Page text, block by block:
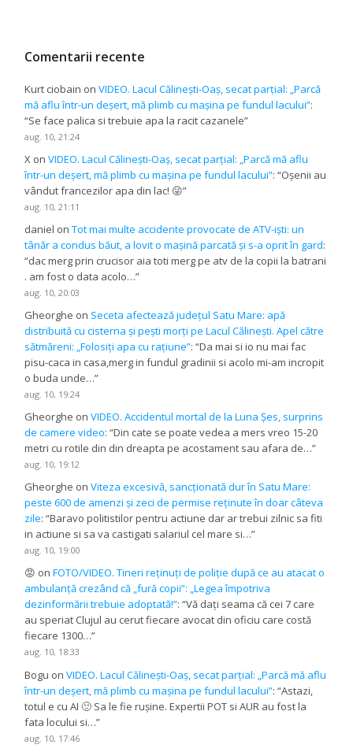
Comentarii recente
Kurt ciobain onVIDEO. Lacul Călinești-Oaș, secat parțial: „Parcă
mă aflu într-un deșert, mă plimb cu mașina pe fundul lacului”:
“Se face palica si trebuie apa la racit cazanele”
aug. 10, 21:24
X onVIDEO. Lacul Călinești-Oaș, secat parțial: „Parcă mă aflu
într-un deșert, mă plimb cu mașina pe fundul lacului”: “Oșenii au
vândut francezilor apa din lac! 😜”
aug. 10, 21:11
daniel onTot mai multe accidente provocate de ATV-iști: un
tânăr a condus băut, a lovit o mașină parcată și s-a oprit în gard:
“dac merg prin crucisor aia toti merg pe atv de la copii la batrani
. am fost o data acolo…”
aug. 10, 20:03
Gheorghe on Seceta afectează județul Satu Mare: apă
distribuită cu cisterna și pești morți pe Lacul Călinești. Apel către
sătmăreni: „Folosiți apa cu rațiune”: “Da mai si io nu mai fac
pisu-caca in casa,merg in fundul gradinii si acolo mi-am incropit
o buda unde…”
aug. 10, 19:24
Gheorghe onVIDEO. Accidentul mortal de la Luna Șes, surprins
de camere video: “Din cate se poate vedea a mers vreo 15-20
metri cu rotile din din dreapta pe acostament sau afara de…”
aug. 10, 19:12
Gheorghe onViteza excesivă, sancționată dur în Satu Mare:
peste 600 de amenzi și zeci de permise reținute în doar câteva
zile: “Baravo politistilor pentru actiune dar ar trebui zilnic sa fiti
in actiune si sa va castigati salariul cel mare si…”
aug. 10, 19:00
😡 onFOTO/VIDEO. Tineri reținuți de poliție după ce au atacat o
ambulanță crezând că „fură copii”: „Legea împotriva
dezinformării trebuie adoptată!”: “Vă dați seama că cei 7 care
au speriat Clujul au cerut fiecare avocat din oficiu care costă
fiecare 1300…”
aug. 10, 18:33
Bogu onVIDEO. Lacul Călinești-Oaș, secat parțial: „Parcă mă aflu
într-un deșert, mă plimb cu mașina pe fundul lacului”: “Astazi,
totul e cu AI 🙂 Sa le fie rușine. Expertii POT si AUR au fost la
fata locului si…”
aug. 10, 17:46